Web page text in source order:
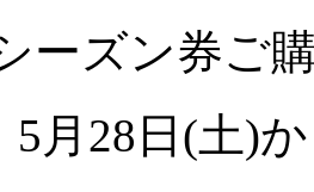
ーズン券ご
5月28日(土)